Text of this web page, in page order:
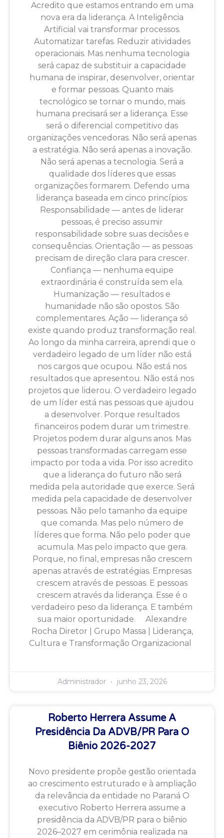
Acredito que estamos entrando em uma
nova era da liderança. A Inteligência
Artificial vai transformar processos.
Automatizar tarefas. Reduzir atividades
operacionais. Mas nenhuma tecnologia
será capaz de substituir a capacidade
humana de inspirar, desenvolver, orientar
e formar pessoas. Quanto mais
tecnológico se tornar o mundo, mais
humana precisará ser a liderança. Esse
será o diferencial competitivo das
organizações vencedoras. Não será apenas
a estratégia. Não será apenas a inovação.
Não será apenas a tecnologia. Será a
qualidade dos líderes que essas
organizações formarem. Defendo uma
liderança baseada em cinco princípios:
Responsabilidade — antes de liderar
pessoas, é preciso assumir
responsabilidade sobre suas decisões e
consequências. Orientação — as pessoas
precisam de direção clara para crescer.
Confiança — nenhuma equipe
extraordinária é construída sem ela.
Humanização — resultados e
humanidade não são opostos. São
complementares. Ação — liderança só
existe quando produz transformação real.
Ao longo da minha carreira, aprendi que o
verdadeiro legado de um líder não está
nos cargos que ocupou. Não está nos
resultados que apresentou. Não está nos
projetos que liderou. O verdadeiro legado
de um líder está nas pessoas que ajudou
a desenvolver. Porque resultados
financeiros podem durar um trimestre.
Projetos podem durar alguns anos. Mas
pessoas transformadas carregam esse
impacto por toda a vida. Por isso acredito
que a liderança do futuro não será
medida pela autoridade que exerce. Será
medida pela capacidade de desenvolver
pessoas. Não pelo tamanho da equipe
que comanda. Mas pelo número de
líderes que forma. Não pelo poder que
acumula. Mas pelo impacto que gera.
Porque, no final, empresas não crescem
apenas através de estratégias. Empresas
crescem através de pessoas. E pessoas
crescem através da liderança. Esse é o
verdadeiro peso da liderança. E também
sua maior oportunidade. Alexandre
Rocha Diretor | Grupo Massa | Liderança,
Cultura e Transformação Organizacional
Administrador junho 23, 2026
Roberto Herrera Assume A
Presidência Da ADVB/PR Para O
Biênio 2026-2027
Novo presidente propõe gestão orientada
ao crescimento estruturado e à ampliação
da relevância da entidade no Paraná O
executivo Roberto Herrera assume a
presidência da ADVB/PR para o biênio
2026–2027 em cerimônia realizada na